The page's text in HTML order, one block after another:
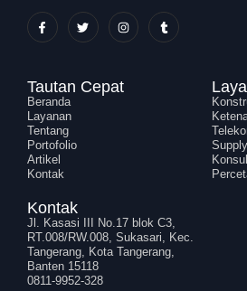
Tautan Cepat
Beranda
Layanan
Tentang
Portofolio
Artikel
Kontak
Kontak
Jl. Kasasi III No.17 blok C3,
RT.008/RW.008, Sukasari, Kec.
Tangerang, Kota Tangerang,
Banten 15118
0811-9952-328